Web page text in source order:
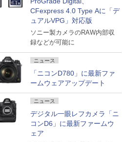
CFexpress 4.0 Type Aに「デ
ュアルVPG」対応版
ソニー製カメラのRAW内部収
録などが可能に
ニュース
「ニコンD780」に最新ファ
ームウェアアップデート
ニュース
デジタル一眼レフカメラ「ニ
コンD6」に最新ファームウ
ェア